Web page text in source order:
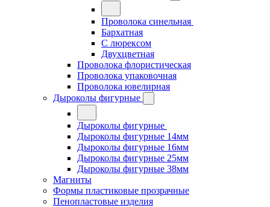
Проволока синельная
Бархатная
С люрексом
Двухцветная
Проволока флористическая
Проволока упаковочная
Проволока ювелирная
Дыроколы фигурные
Дыроколы фигурные
Дыроколы фигурные 14мм
Дыроколы фигурные 16мм
Дыроколы фигурные 25мм
Дыроколы фигурные 38мм
Магниты
Формы пластиковые прозрачные
Пенопластовые изделия